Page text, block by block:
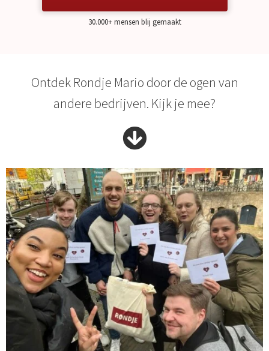
30.000+ mensen blij gemaakt
Ontdek Rondje Mario door de ogen van
andere bedrijven. Kijk je mee?